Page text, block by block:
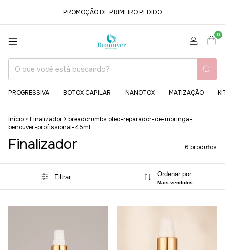
PROMOÇÃO DE PRIMEIRO PEDIDO
0
PROGRESSIVA BOTOX CAPILAR NANOTOX MATIZAÇÃO
Início > Finalizador > breadcrumbs.oleo-reparador-de-moringa-
benouver-profissional-45ml
Finalizador 6 produtos
Filtrar Ordenar por:
Mais vendidos